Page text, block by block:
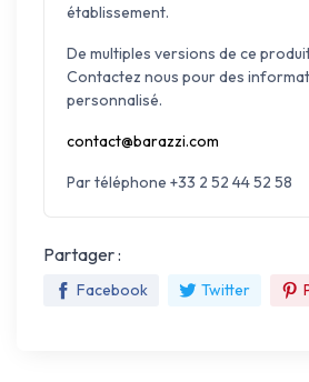
établissement.
De multiples versions de ce
Contactez nous pour des
personnalisé.
contact@barazzi.com
Par téléphone +33 2 52 44 52 58
Partager :
Facebook Twitter